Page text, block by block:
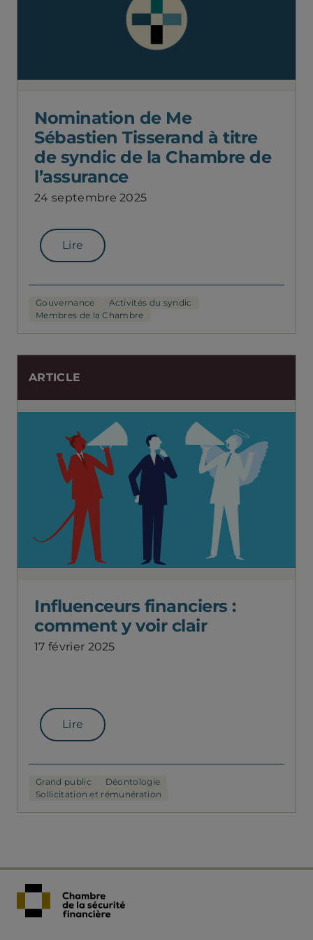
Nomination de Me
Sébastien Tisserand à titre
de syndic de la Chambre de
l’assurance
24 septembre 2025
Lire
Gouvernance
Activités du syndic
Membres de la Chambre
ARTICLE
Influenceurs financiers :
comment y voir clair
17 février 2025
Lire
Grand public
Déontologie
Sollicitation et rémunération